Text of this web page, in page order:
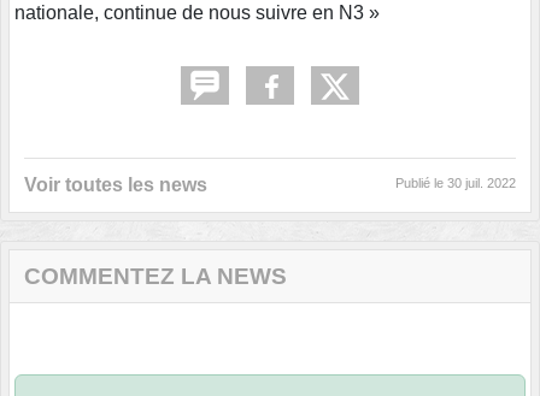
nationale, continue de nous suivre en N3 »
Voir toutes les news Publié le 30 juil. 2022
COMMENTEZ LA NEWS